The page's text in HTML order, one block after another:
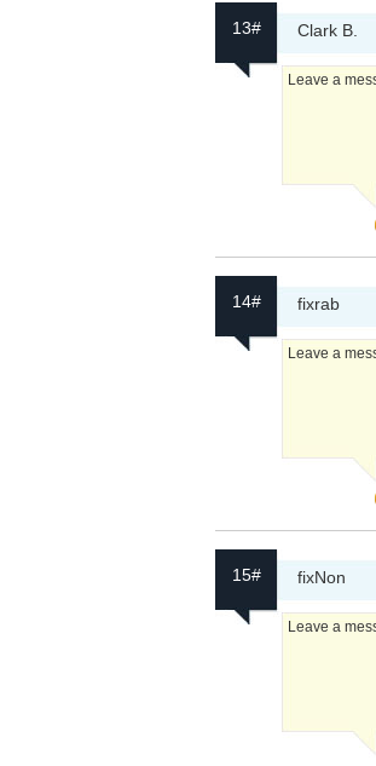
13# Clark B.
Leave a
14# fixrab
Leave a
15# fixNon
Leave a